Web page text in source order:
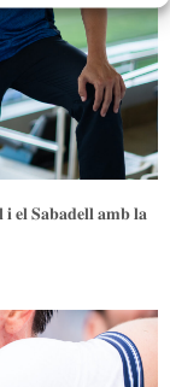
𝐒𝐚𝐛𝐚𝐝𝐞𝐥𝐥 𝐚𝐦𝐛 𝐥𝐚